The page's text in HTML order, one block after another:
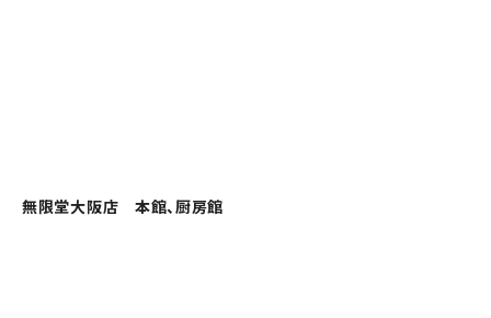
無限堂大阪店 本館、厨房館